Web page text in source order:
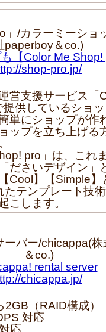
」/カラーミーショ
paperboy＆co.)
【Color Me
shop-pro.jp/
営支援サービス「
供しているショ
単にショップが作
ップを立ち上げる
pro」は、これ
ださいデザイン」
Cool】【Simple】
たテンプレート技
こします。
ーバー/chicappa(
＆co.)
rental server
chicappa.jp/
（RAID構成）
対応
応